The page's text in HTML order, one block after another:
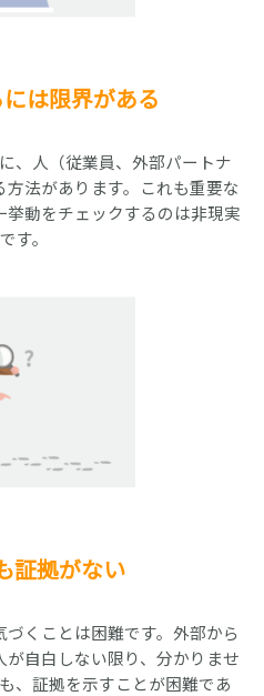
は限界がある
、人（従業員、外部パートナ
法があります。これも重要な
動をチェックするのは非現実
す。
証拠がない
くことは困難です。外部から
自白しない限り、分かりませ
、証拠を示すことが困難であ